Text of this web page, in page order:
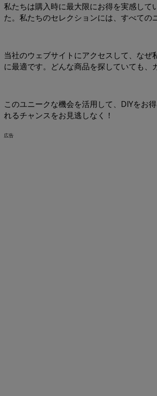
私たちは購入時に最大限にお得を実感し
た。私たちのセレクションには、すべての
当社のウェブサイトにアクセスして、な
に最適です。どんな商品を探していても、
このユニークな機会を活用して、DIYをお
れるチャンスをお見逃しなく！
広告